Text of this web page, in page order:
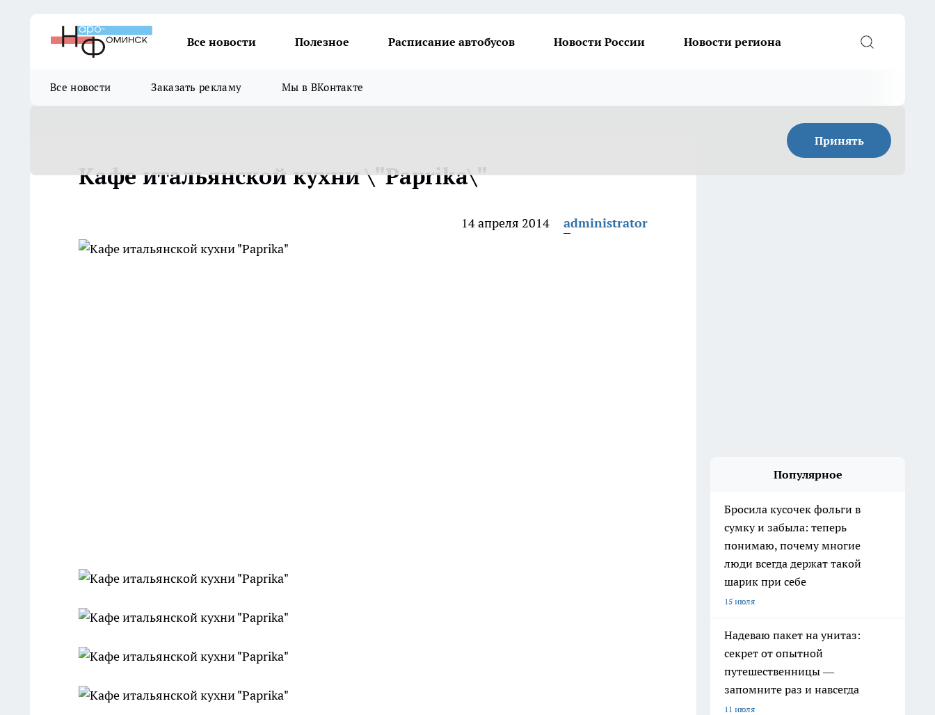
Все новости Полезное Расписание автобусов Новости России Новости региона
Все новости Заказать рекламу Мы в ВКонтакте
Принять
Кафе итальянской кухни \"Paprika\"
14 апреля 2014 administrator
Популярное
Бросила кусочек фольги в
сумку и забыла: теперь
понимаю, почему многие
люди всегда держат такой
шарик при себе
15 июля
Надеваю пакет на унитаз:
секрет от опытной
путешественницы —
запомните раз и навсегда
11 июля